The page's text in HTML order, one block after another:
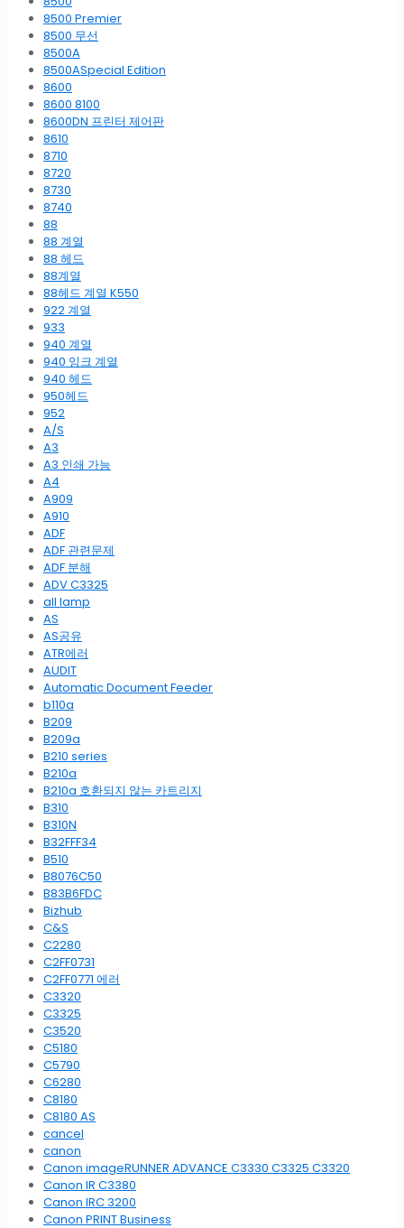
8500 Premier
8500 무선
8500A
8500ASpecial Edition
8600
8600 8100
8600DN 프린터 제어판
8610
8710
8720
8730
8740
88
88 계열
88 헤드
88계열
88헤드 계열 K550
922 계열
933
940 계열
940 잉크 계열
940 헤드
950헤드
952
A/S
A3
A3 인쇄 가능
A4
A909
A910
ADF
ADF 관련문제
ADF 분해
ADV C3325
all lamp
AS
AS공유
ATR에러
AUDIT
Automatic Document Feeder
b110a
B209
B209a
B210 series
B210a
B210a 호환되지 않는 카트리지
B310
B310N
B32FFF34
B510
B8076C50
B83B6FDC
Bizhub
C&S
C2280
C2FF0731
C2FF0771 에러
C3320
C3325
C3520
C5180
C5790
C6280
C8180
C8180 AS
cancel
canon
Canon imageRUNNER ADVANCE C3330 C3325 C3320
Canon IR C3380
Canon IRC 3200
Canon PRINT Business